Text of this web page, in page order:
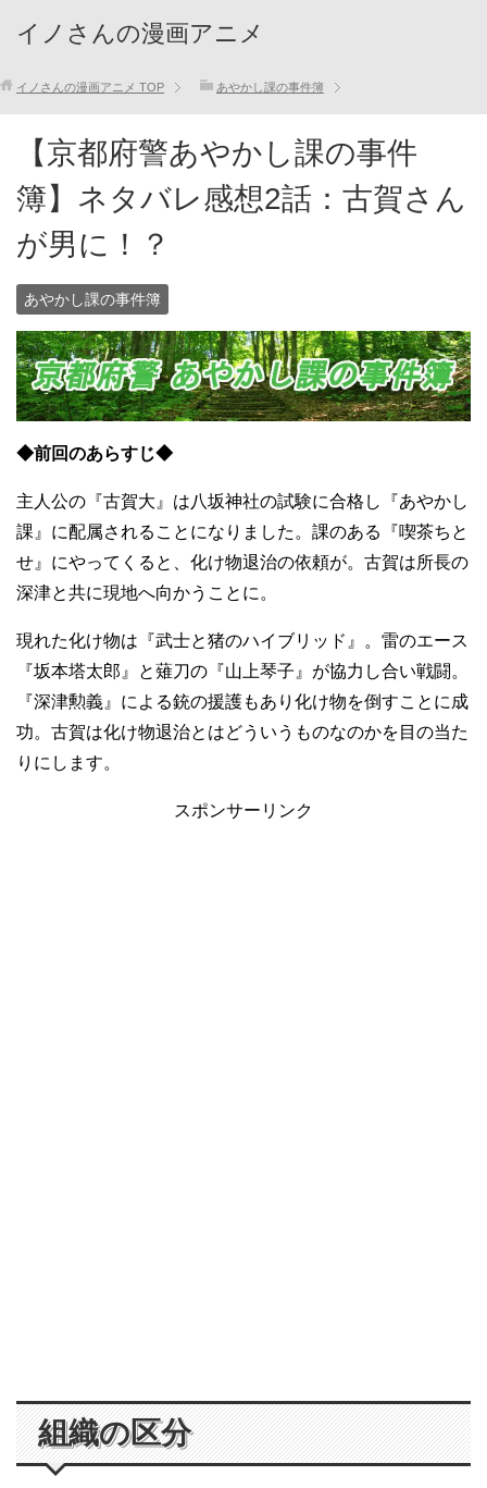
イノさんの漫画アニメ
イノさんの漫画アニメ TOP あやかし課の事件簿
【京都府警あやかし課の事件
簿】ネタバレ感想2話：古賀さん
が男に！？
あやかし課の事件簿
◆前回のあらすじ◆
主人公の『古賀大』は八坂神社の試験に合格し『あやかし
課』に配属されることになりました。課のある『喫茶ちと
せ』にやってくると、化け物退治の依頼が。古賀は所長の
深津と共に現地へ向かうことに。
現れた化け物は『武士と猪のハイブリッド』。雷のエース
『坂本塔太郎』と薙刀の『山上琴子』が協力し合い戦闘。
『深津勲義』による銃の援護もあり化け物を倒すことに成
功。古賀は化け物退治とはどういうものなのかを目の当た
りにします。
スポンサーリンク
組織の区分